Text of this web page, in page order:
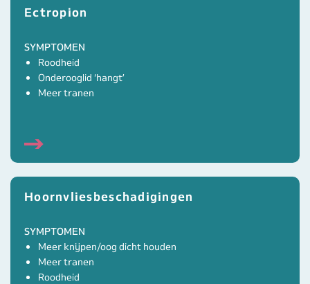
Ectropion
SYMPTOMEN
Roodheid
Onderooglid ‘hangt’
Meer tranen
Hoornvliesbeschadigingen
SYMPTOMEN
Meer knijpen/oog dicht houden
Meer tranen
Roodheid